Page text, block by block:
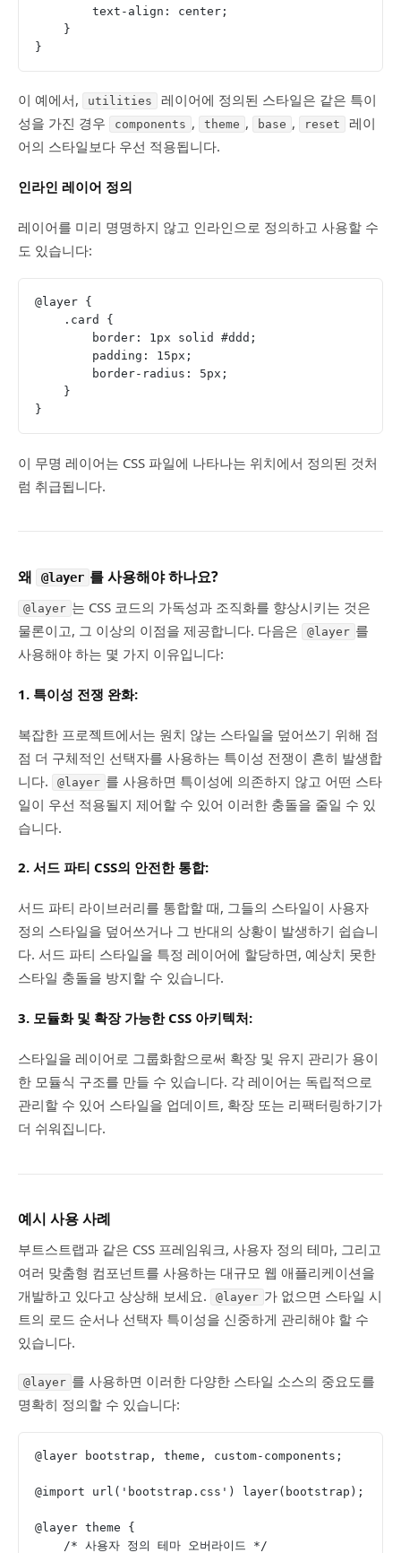
        text-align: center;
    }
}
이 예에서, utilities
레이어에 정의된 스타일은 같은 특이
성을 가진 경우
components , theme , base , reset
레이
어의 스타일보다 우선 적용됩니다.
인라인 레이어 정의
레이어를 미리 명명하지 않고 인라인으로 정의하고 사용할 수
도 있습니다:
@layer {
    .card {
        border: 1px solid #ddd;
        padding: 15px;
        border-radius: 5px;
    }
}
이 무명 레이어는 CSS 파일에 나타나는 위치에서 정의된 것처
럼 취급됩니다.
왜 @layer 를 사용해야 하나요?
@layer 는 CSS 코드의 가독성과 조직화를 향상시키는 것은
물론이고, 그 이상의 이점을 제공합니다. 다음은
@layer 를
사용해야 하는 몇 가지 이유입니다:
1. 특이성 전쟁 완화:
복잡한 프로젝트에서는 원치 않는 스타일을 덮어쓰기 위해 점
점 더 구체적인 선택자를 사용하는 특이성 전쟁이 흔히 발생합
니다.
@layer 를 사용하면 특이성에 의존하지 않고 어떤 스타
일이 우선 적용될지 제어할 수 있어 이러한 충돌을 줄일 수 있
습니다.
2. 서드 파티 CSS의 안전한 통합:
서드 파티 라이브러리를 통합할 때, 그들의 스타일이 사용자
정의 스타일을 덮어쓰거나 그 반대의 상황이 발생하기 쉽습니
다. 서드 파티 스타일을 특정 레이어에 할당하면, 예상치 못한
스타일 충돌을 방지할 수 있습니다.
3. 모듈화 및 확장 가능한 CSS 아키텍처:
스타일을 레이어로 그룹화함으로써 확장 및 유지 관리가 용이
한 모듈식 구조를 만들 수 있습니다. 각 레이어는 독립적으로
관리할 수 있어 스타일을 업데이트, 확장 또는 리팩터링하기가
더 쉬워집니다.
예시 사용 사례
부트스트랩과 같은 CSS 프레임워크, 사용자 정의 테마, 그리고
여러 맞춤형 컴포넌트를 사용하는 대규모 웹 애플리케이션을
개발하고 있다고 상상해 보세요.
@layer 가 없으면 스타일 시
트의 로드 순서나 선택자 특이성을 신중하게 관리해야 할 수
있습니다.
@layer 를 사용하면 이러한 다양한 스타일 소스의 중요도를
명확히 정의할 수 있습니다:
@layer bootstrap, theme, custom-components;
@import url('bootstrap.css') layer(bootstrap);
@layer theme {
    /* 사용자 정의 테마 오버라이드 */